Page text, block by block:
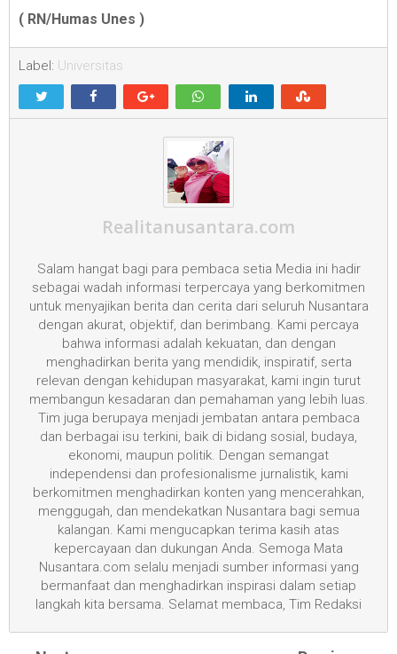
( RN/Humas Unes )
Label: Universitas
Realitanusantara.com
Salam hangat bagi para pembaca setia Media ini hadir
sebagai wadah informasi terpercaya yang berkomitmen
untuk menyajikan berita dan cerita dari seluruh Nusantara
dengan akurat, objektif, dan berimbang. Kami percaya
bahwa informasi adalah kekuatan, dan dengan
menghadirkan berita yang mendidik, inspiratif, serta
relevan dengan kehidupan masyarakat, kami ingin turut
membangun kesadaran dan pemahaman yang lebih luas.
Tim juga berupaya menjadi jembatan antara pembaca
dan berbagai isu terkini, baik di bidang sosial, budaya,
ekonomi, maupun politik. Dengan semangat
independensi dan profesionalisme jurnalistik, kami
berkomitmen menghadirkan konten yang mencerahkan,
menggugah, dan mendekatkan Nusantara bagi semua
kalangan. Kami mengucapkan terima kasih atas
kepercayaan dan dukungan Anda. Semoga Mata
Nusantara.com selalu menjadi sumber informasi yang
bermanfaat dan menghadirkan inspirasi dalam setiap
langkah kita bersama. Selamat membaca, Tim Redaksi